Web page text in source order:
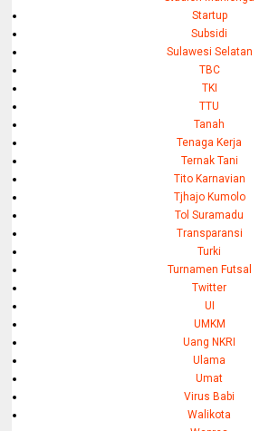
Startup
Subsidi
Sulawesi Selatan
TBC
TKI
TTU
Tanah
Tenaga Kerja
Ternak Tani
Tito Karnavian
Tjhajo Kumolo
Tol Suramadu
Transparansi
Turki
Turnamen Futsal
Twitter
UI
UMKM
Uang NKRI
Ulama
Umat
Virus Babi
Walikota